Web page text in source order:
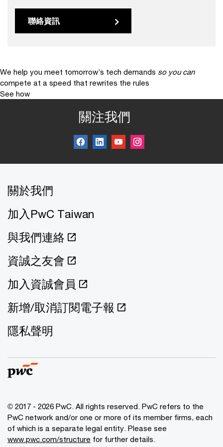
聯絡資訊
We help you meet tomorrow’s tech demands so you can
compete at a speed that rewrites the rules
See how
關注我們
關於我們
加入PwC Taiwan
與我們連絡
資誠之友會
加入資誠會員
新增/取消訂閱電子報
隱私聲明
© 2017 - 2026 PwC. All rights reserved. PwC refers to the
PwC network and/or one or more of its member firms, each
of which is a separate legal entity. Please see
www.pwc.com/structure for further details.